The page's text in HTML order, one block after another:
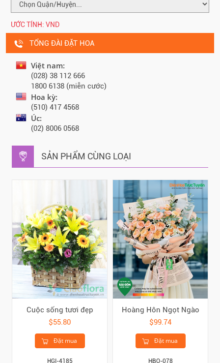
ƯỚC TÍNH: VND
TỔNG ĐÀI ĐẶT HOA
Việt nam:
(028) 38 112 666
1800 6138 (miễn cước)
Hoa kỳ:
(510) 417 4568
Úc:
(02) 8006 0568
SẢN PHẨM CÙNG LOẠI
Cuộc sống tươi đẹp
$55.80
Đặt mua
HGI-4185
Hoàng Hôn Ngọt Ngào
$99.74
Đặt mua
HBO-078